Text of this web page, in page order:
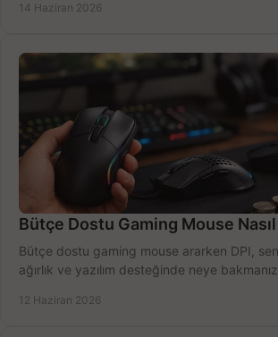
14 Haziran 2026
Bütçe Dostu Gaming Mouse
Bütçe dostu gaming mouse ararken DPI,
ağırlık ve yazılım desteğinde neye
12 Haziran 2026